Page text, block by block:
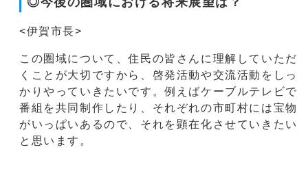
<伊賀市長>
この圏域について、住民の皆さんに理解していただ
くことが大切ですから、啓発活動や交流活動をしっ
かりやっていきたいです。例えばケーブルテレビで
番組を共同制作したり、それぞれの市町村には宝物
がいっぱいあるので、それを顕在化させていきたい
と思います。